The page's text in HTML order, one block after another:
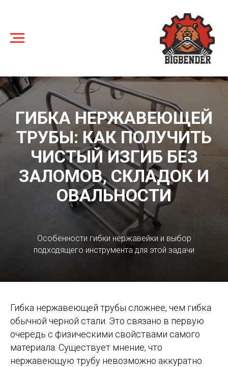
ГИБКА НЕРЖАВЕЮЩЕЙ
ТРУБЫ: КАК ПОЛУЧИТЬ
ЧИСТЫЙ ИЗГИБ БЕЗ
ЗАЛОМОВ, СКЛАДОК И
ОВАЛЬНОСТИ
Особенности гибки нержавейки и выбор
подходящего инструмента для этой задачи
Гибка нержавеющей трубы сложнее, чем гибка
обычной черной стали. Это связано в первую
очередь с физическими свойствами самого
материала. Существует мнение, что
нержавеющую трубу невозможно аккуратно